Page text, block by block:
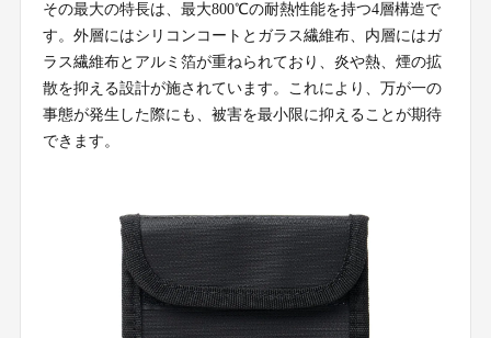
その最大の特長は、最大800℃の耐熱性能を持つ4層構造で
す。外層にはシリコンコートとガラス繊維布、内層にはガ
ラス繊維布とアルミ箔が重ねられており、炎や熱、煙の拡
散を抑える設計が施されています。これにより、万が一の
事態が発生した際にも、被害を最小限に抑えることが期待
できます。